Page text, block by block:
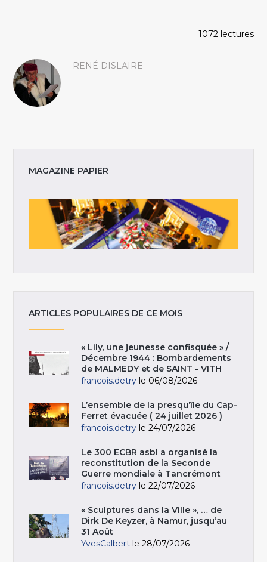
1072 lectures
RENÉ DISLAIRE
MAGAZINE PAPIER
ARTICLES POPULAIRES DE CE MOIS
« Lily, une jeunesse confisquée » /
Décembre 1944 : Bombardements
de MALMEDY et de SAINT - VITH
francois.detry le 06/08/2026
L’ensemble de la presqu’île du Cap-
Ferret évacuée ( 24 juillet 2026 )
francois.detry le 24/07/2026
Le 300 ECBR asbl a organisé la
reconstitution de la Seconde
Guerre mondiale à Tancrémont
francois.detry le 22/07/2026
« Sculptures dans la Ville », … de
Dirk De Keyzer, à Namur, jusqu’au
31 Août
YvesCalbert le 28/07/2026